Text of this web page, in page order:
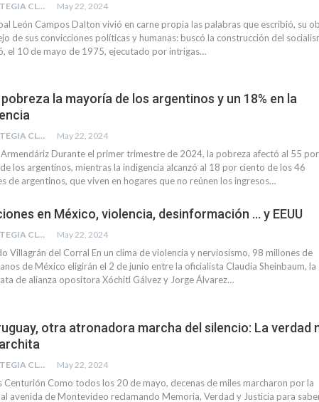
ESTRATEGIA CLAE May 22, 2024
León Campos Dalton vivió en carne propia las palabras que escribió, su
de sus convicciones políticas y humanas: buscó la construcción del
el 10 de mayo de 1975, ejecutado por intrigas…
pobreza la mayoría de los argentinos y un 18% en la
ESTRATEGIA CLAE May 22, 2024
Armendáriz Durante el primer trimestre de 2024, la pobreza afectó al 55 por
los argentinos, mientras la indigencia alcanzó al 18 por ciento de los 46
de argentinos, que viven en hogares que no reúnen los ingresos…
en México, violencia, desinformación … y EEUU
ESTRATEGIA CLAE May 22, 2024
Villagrán del Corral En un clima de violencia y nerviosismo, 98 millones de
de México eligirán el 2 de junio entre la oficialista Claudia Sheinbaum, la
de alianza opositora Xóchitl Gálvez y Jorge Álvarez…
otra atronadora marcha del silencio: La verdad
ESTRATEGIA CLAE May 22, 2024
Centurión Como todos los 20 de mayo, decenas de miles marcharon por la
avenida de Montevideo reclamando Memoria, Verdad y Justicia para